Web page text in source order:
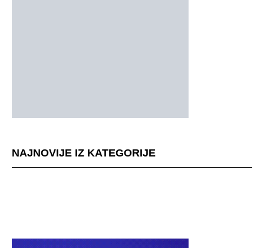
NAJNOVIJE IZ KATEGORIJE